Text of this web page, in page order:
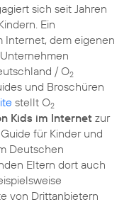
sich seit Jahren
Ein
Internet, dem eigenen
/ O2
und Broschüren
stellt O2
Kids im Internet zur
für Kinder und
Deutschen
Eltern dort auch
von Drittanbietern